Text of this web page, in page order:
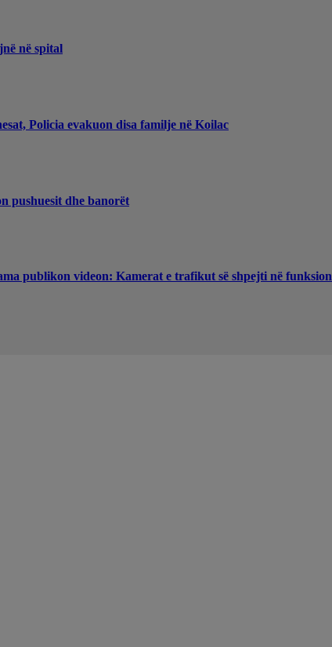
në spital
Policia evakuon disa familje në Koilac
pushuesit dhe banorët
publikon videon: Kamerat e trafikut së shpejti në funksion